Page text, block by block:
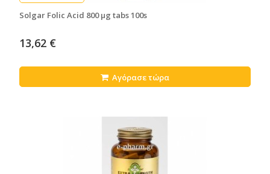
Solgar Folic Acid 800 μg tabs 100s
13,62 €
Αγόρασε τώρα